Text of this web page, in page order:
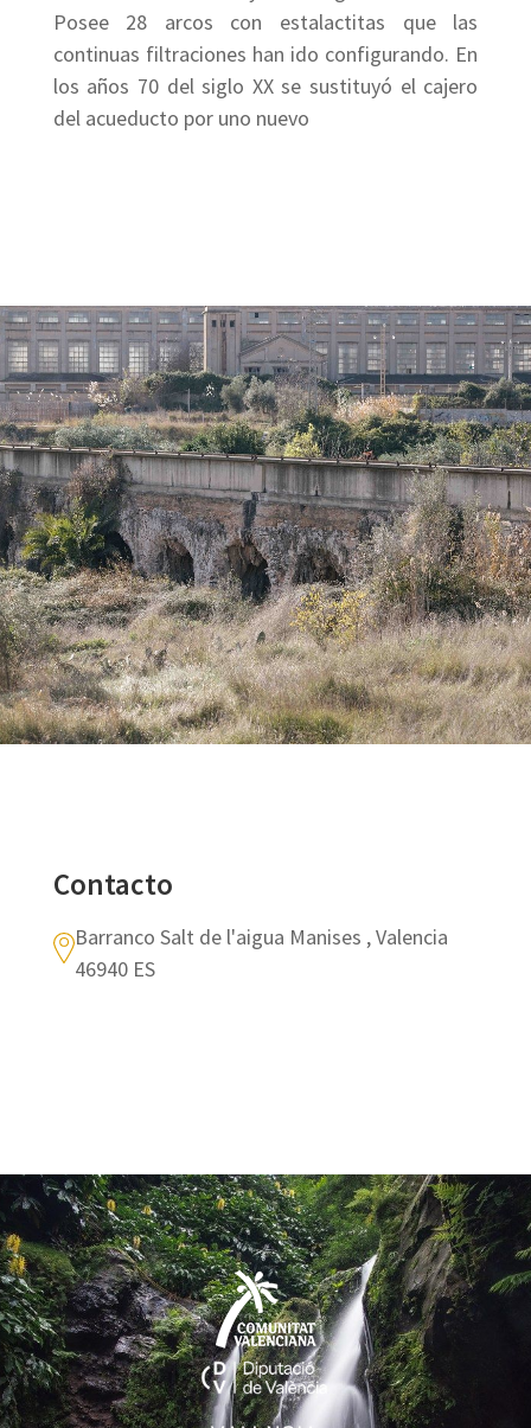
Posee 28 arcos con estalactitas que las
continuas filtraciones han ido configurando. En
los años 70 del siglo XX se sustituyó el cajero
del acueducto por uno nuevo
Contacto
Barranco Salt de l'aigua Manises , Valencia
46940 ES